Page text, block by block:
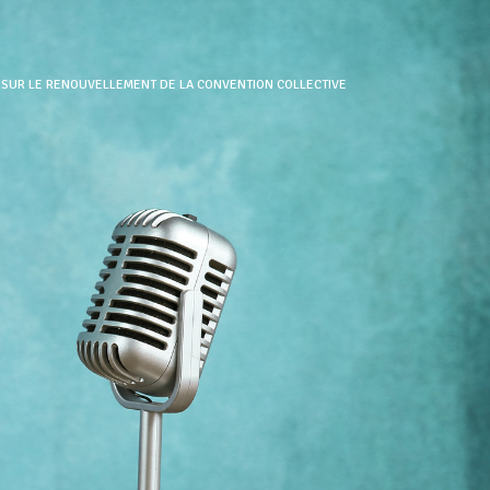
LE RENOUVELLEMENT DE LA CONVENTION COLLECTIVE